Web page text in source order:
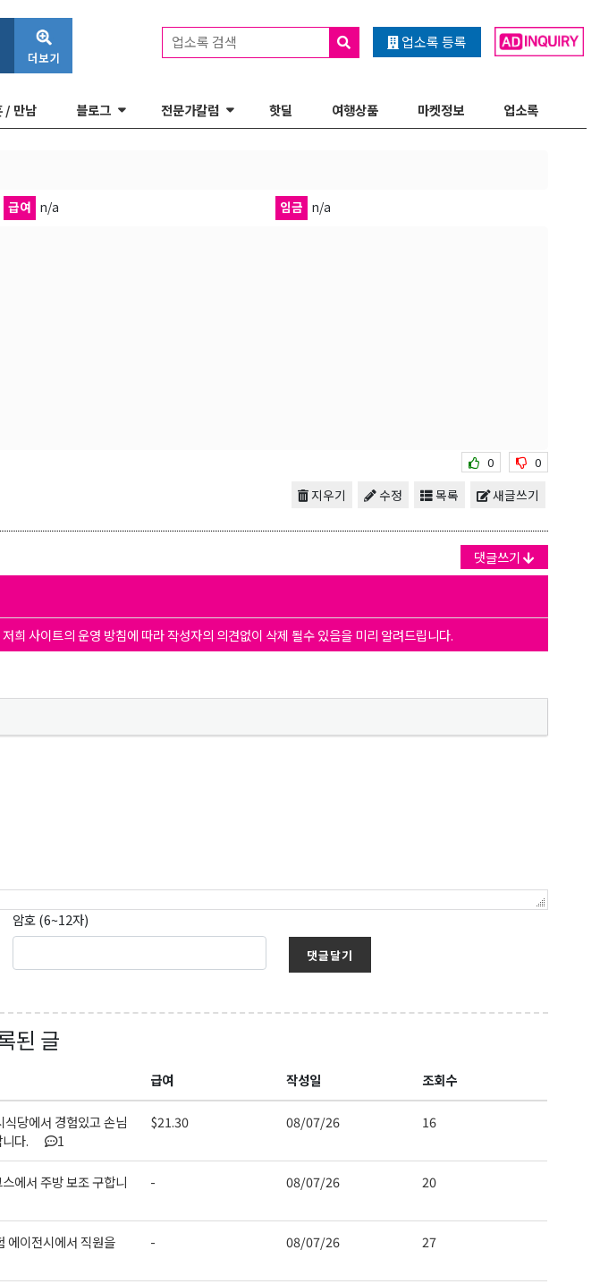
업소록 등록
업소록 검색
/ 만남 블로그 전문가칼럼 핫딜 여행상품 마켓정보 업소록
급여 n/a 임금 n/a
0 0
새글쓰기
목록
수정
지우기
댓글쓰기
희 사이트의 운영 방침에 따라 작성자의 의견없이 삭제 될수 있음을 미리 알려드립니다.
암호 (6~12자)
댓글달기
된 글
급여 작성일 조회수
당에서 경험있고 손님
다.
1
$21.30 08/07/26 16
에서 주방 보조 구합니
- 08/07/26 20
에이전시에서 직원을
- 08/07/26 27